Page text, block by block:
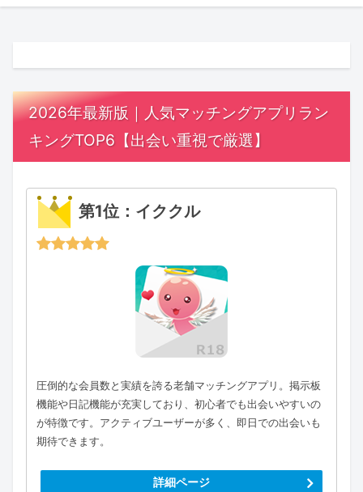
2026年最新版｜人気マッチングアプリラン
キングTOP6【出会い重視で厳選】
第1位：イククル
圧倒的な会員数と実績を誇る老舗マッチングアプリ。掲示板
機能や日記機能が充実しており、初心者でも出会いやすいの
が特徴です。アクティブユーザーが多く、即日での出会いも
期待できます。
詳細ページ